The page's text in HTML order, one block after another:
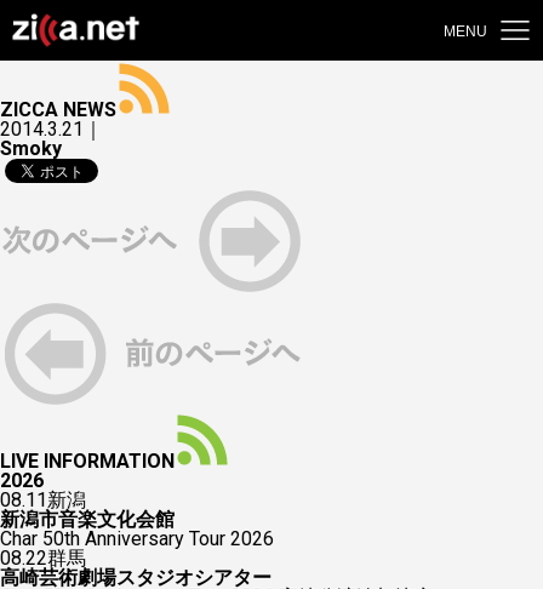
MENU
ZICCA NEWS
2014.3.21｜
Smoky
LIVE INFORMATION
2026
08.11新潟
新潟市音楽文化会館
Char 50th Anniversary Tour 2026
08.22群馬
高崎芸術劇場スタジオシアター